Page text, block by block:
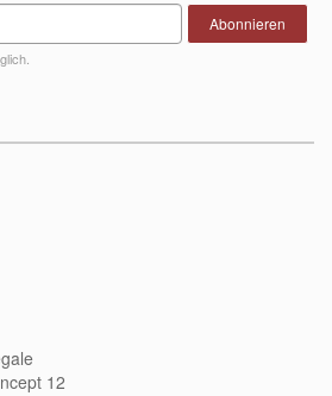
Abonnieren
12